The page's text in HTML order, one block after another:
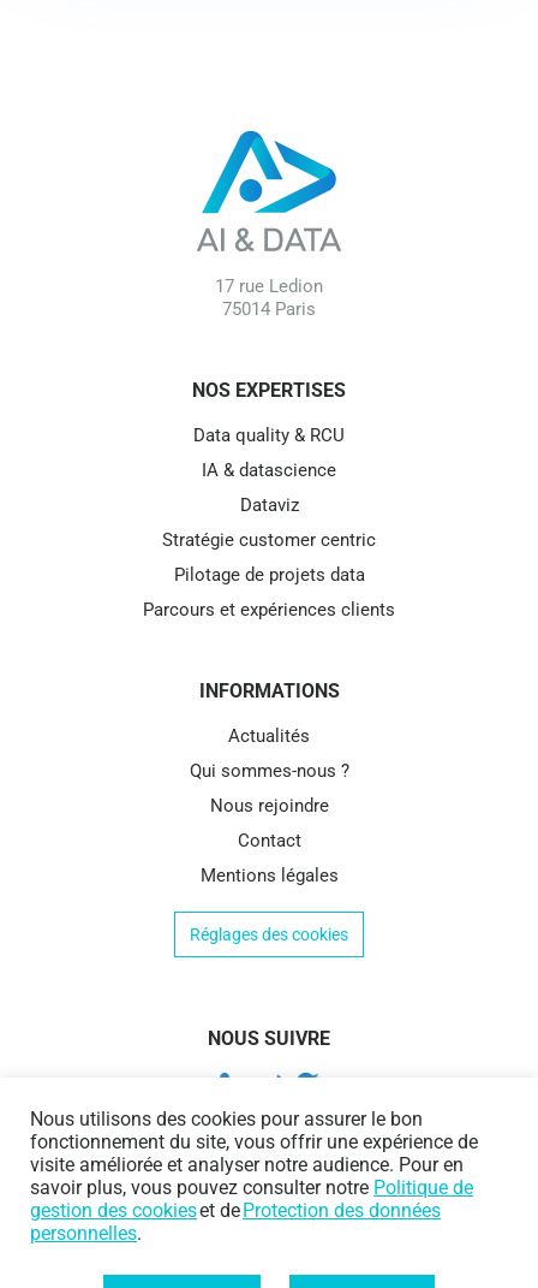
17 rue Ledion
75014 Paris
NOS EXPERTISES
Data quality & RCU
IA & datascience
Dataviz
Stratégie customer centric
Pilotage de projets data
Parcours et expériences clients
INFORMATIONS
Actualités
Qui sommes-nous ?
Nous rejoindre
Contact
Mentions légales
Réglages des cookies
NOUS SUIVRE
Nous utilisons des cookies pour assurer le bon
fonctionnement du site, vous offrir une expérience de
visite améliorée et analyser notre audience. Pour en
savoir plus, vous pouvez consulter notre Politique de
gestion des cookieset deProtection des données
personnelles.